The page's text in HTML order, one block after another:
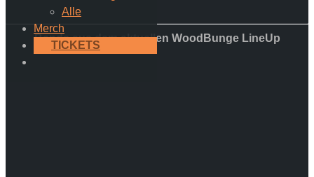
Alle
Merch
TICKETS
Bands aus dem aktuellen WoodBunge LineUp